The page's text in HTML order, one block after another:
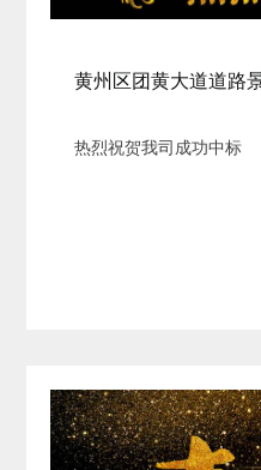
黄州区团黄大道道路
热烈祝贺我司成功中标